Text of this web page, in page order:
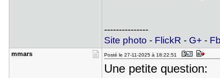
---------------
Site photo - FlickR - G+-
mmars Posté le 27-11-2025 à 18:22:51
Une petite question: